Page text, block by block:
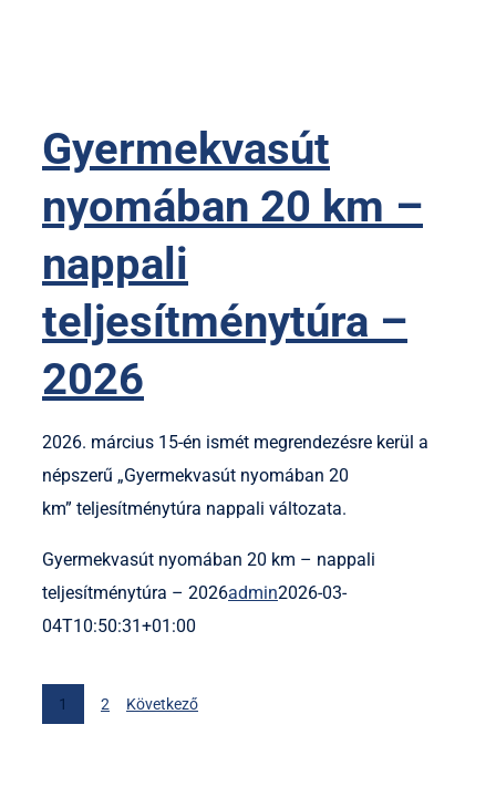
Gyermekvasút
nyomában 20 km –
nappali
teljesítménytúra –
2026
2026. március 15-én ismét megrendezésre kerül a
népszerű „Gyermekvasút nyomában 20
km” teljesítménytúra nappali változata.
Gyermekvasút nyomában 20 km – nappali
teljesítménytúra – 2026admin2026-03-
04T10:50:31+01:00
1 2 Következő